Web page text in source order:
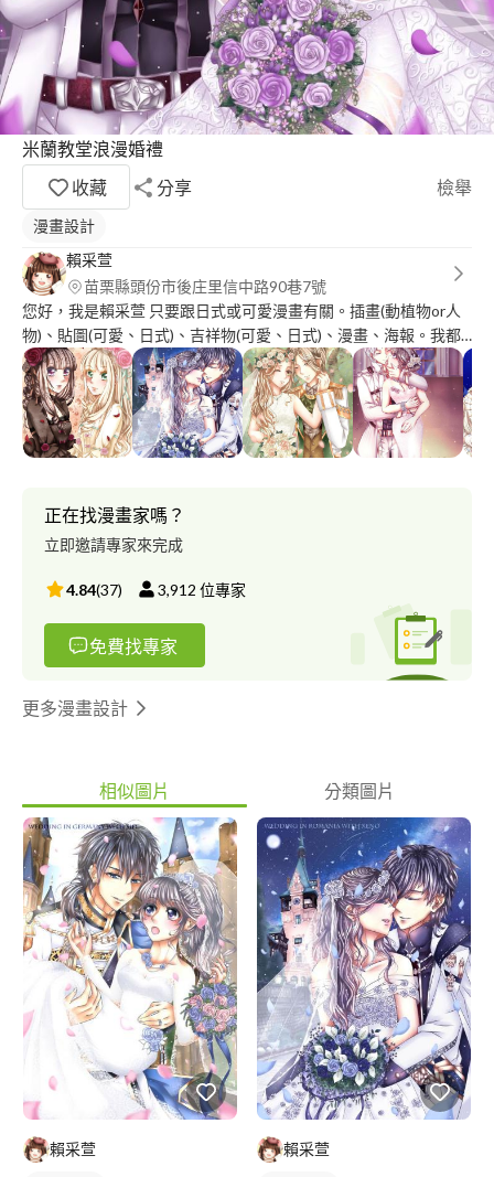
米蘭教堂浪漫婚禮
收藏
分享 檢舉
漫畫設計
賴采萱
苗栗縣頭份市後庄里信中路90巷7號
您好，我是賴采萱 只要跟日式或可愛漫畫有關。插畫(動植物or人
物)、貼圖(可愛、日式)、吉祥物(可愛、日式)、漫畫、海報。我都
可以提供我最引以為傲的【電腦繪圖】技術為您提供服務。 我會
用的軟體有： Adobe Photoshop(95%。有考取專業證照，繪圖修
圖沒有問題) Illustrator(95%。有考取專業證照，向量繪圖沒有問
題) InDesign(70%。僅會簡單排版，但會主動找網上案例參考)
After Effect(60%。僅能做一些簡單特效) Premiere(50%。僅會打
畫。但目前因繪板因素，已暫時停用) Clip Studio Paint(90%。最
近雖剛上手，但同樣能夠繪製所有風格的繪圖) 有關於我的作品，
下方提供我Facebook的粉絲專頁網址。歡迎前來參考看看。↓ 專頁
名稱：萱萱の文藝畫坊
http://www.facebook.com/elainespainting/ 另外個人也有Pixiv帳
號。若想解析度高及大圖檢視，建議前往這裡。↓
https://www.pixiv.net/users/9460047 關於委託，我也有產生一份
Google表單。想委託我的可以進來填寫。這樣我可以確實依照更
詳細的要求來作畫。 表單連結↓
https://docs.google.com/forms/d/1gu-y86-
習班學習，但是個人接觸日文已經有七到八年的時間。 若是基礎
N5入門的日文，我覺得我沒有問題。
正在找漫畫家嗎？
立即邀請專家來完成
4.84(37) 3,912 位專家
免費找專家
更多漫畫設計
相似圖片 分類圖片
賴采萱 賴采萱